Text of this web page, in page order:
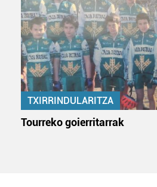
TXIRRINDULARITZA
Tourreko goierritarrak